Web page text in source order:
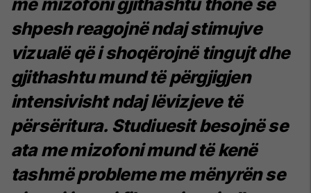
shpesh reagojnë ndaj stimujve
vizualë që i shoqërojnë tingujt dhe
gjithashtu mund të përgjigjen
intensivisht ndaj lëvizjeve të
përsëritura. Studiuesit besojnë se
ata me mizofoni mund të kenë
tashmë probleme me mënyrën se